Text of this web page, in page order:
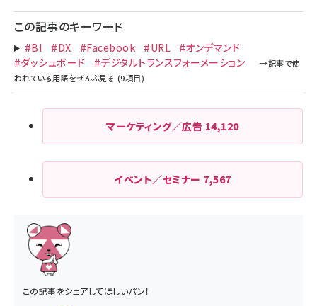
この記事のキーワード
#BI #DX #Facebook #URL
#オンデマンド
#ダッシュボード
#デジタルトランスフォーメーション
マーケティング／広告 14,120
イベント／セミナー 7,567
この記事をシェアしてほしいパン！